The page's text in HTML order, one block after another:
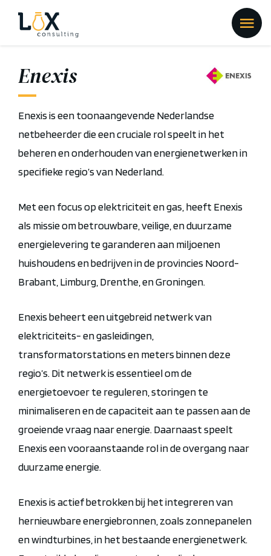
Enexis
Enexis is een toonaangevende Nederlandse
netbeheerder die een cruciale rol speelt in het
beheren en onderhouden van energienetwerken in
specifieke regio’s van Nederland.
Met een focus op elektriciteit en gas, heeft Enexis
als missie om betrouwbare, veilige, en duurzame
energielevering te garanderen aan miljoenen
huishoudens en bedrijven in de provincies Noord-
Brabant, Limburg, Drenthe, en Groningen.
Enexis beheert een uitgebreid netwerk van
elektriciteits- en gasleidingen,
transformatorstations en meters binnen deze
regio’s. Dit netwerk is essentieel om de
energietoevoer te reguleren, storingen te
minimaliseren en de capaciteit aan te passen aan de
groeiende vraag naar energie. Daarnaast speelt
Enexis een vooraanstaande rol in de overgang naar
duurzame energie.
Enexis is actief betrokken bij het integreren van
hernieuwbare energiebronnen, zoals zonnepanelen
en windturbines, in het bestaande energienetwerk.